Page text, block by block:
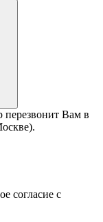
перезвонит Вам в
согласие с